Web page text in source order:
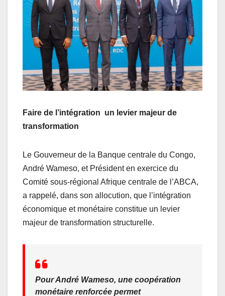
Faire de l’intégration un levier majeur de
transformation
Le Gouverneur de la Banque centrale du Congo,
André Wameso, et Président en exercice du
Comité sous-régional Afrique centrale de l’ABCA,
a rappelé, dans son allocution, que l’intégration
économique et monétaire constitue un levier
majeur de transformation structurelle.
Pour André Wameso, une coopération
monétaire renforcée permet